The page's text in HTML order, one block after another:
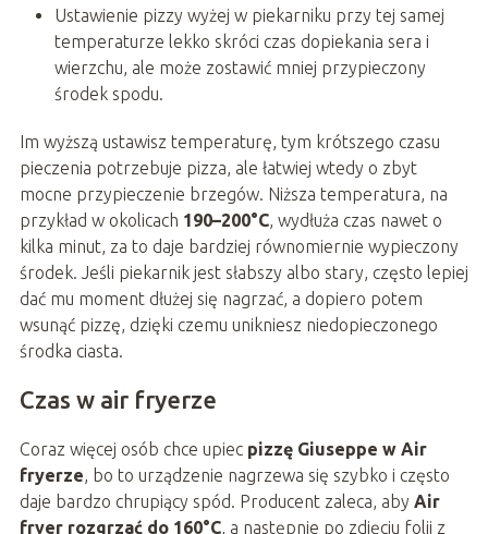
Ustawienie pizzy wyżej w piekarniku przy tej samej
temperaturze lekko skróci czas dopiekania sera i
wierzchu, ale może zostawić mniej przypieczony
środek spodu.
Im wyższą ustawisz temperaturę, tym krótszego czasu
pieczenia potrzebuje pizza, ale łatwiej wtedy o zbyt
mocne przypieczenie brzegów. Niższa temperatura, na
przykład w okolicach 190–200°C, wydłuża czas nawet o
kilka minut, za to daje bardziej równomiernie wypieczony
środek. Jeśli piekarnik jest słabszy albo stary, często lepiej
dać mu moment dłużej się nagrzać, a dopiero potem
wsunąć pizzę, dzięki czemu unikniesz niedopieczonego
środka ciasta.
Czas w air fryerze
Coraz więcej osób chce upiec pizzę Giuseppe w Air
fryerze , bo to urządzenie nagrzewa się szybko i często
daje bardzo chrupiący spód. Producent zaleca, aby Air
fryer rozgrzać do 160°C, a następnie po zdjęciu folii z